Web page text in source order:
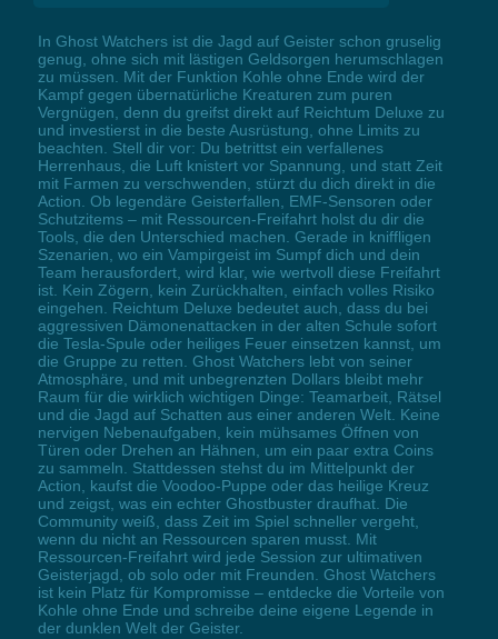
In Ghost Watchers ist die Jagd auf Geister schon gruselig
genug, ohne sich mit lästigen Geldsorgen herumschlagen
zu müssen. Mit der Funktion Kohle ohne Ende wird der
Kampf gegen übernatürliche Kreaturen zum puren
Vergnügen, denn du greifst direkt auf Reichtum Deluxe zu
und investierst in die beste Ausrüstung, ohne Limits zu
beachten. Stell dir vor: Du betrittst ein verfallenes
Herrenhaus, die Luft knistert vor Spannung, und statt Zeit
mit Farmen zu verschwenden, stürzt du dich direkt in die
Action. Ob legendäre Geisterfallen, EMF-Sensoren oder
Schutzitems – mit Ressourcen-Freifahrt holst du dir die
Tools, die den Unterschied machen. Gerade in kniffligen
Szenarien, wo ein Vampirgeist im Sumpf dich und dein
Team herausfordert, wird klar, wie wertvoll diese Freifahrt
ist. Kein Zögern, kein Zurückhalten, einfach volles Risiko
eingehen. Reichtum Deluxe bedeutet auch, dass du bei
aggressiven Dämonenattacken in der alten Schule sofort
die Tesla-Spule oder heiliges Feuer einsetzen kannst, um
die Gruppe zu retten. Ghost Watchers lebt von seiner
Atmosphäre, und mit unbegrenzten Dollars bleibt mehr
Raum für die wirklich wichtigen Dinge: Teamarbeit, Rätsel
und die Jagd auf Schatten aus einer anderen Welt. Keine
nervigen Nebenaufgaben, kein mühsames Öffnen von
Türen oder Drehen an Hähnen, um ein paar extra Coins
zu sammeln. Stattdessen stehst du im Mittelpunkt der
Action, kaufst die Voodoo-Puppe oder das heilige Kreuz
und zeigst, was ein echter Ghostbuster draufhat. Die
Community weiß, dass Zeit im Spiel schneller vergeht,
wenn du nicht an Ressourcen sparen musst. Mit
Ressourcen-Freifahrt wird jede Session zur ultimativen
Geisterjagd, ob solo oder mit Freunden. Ghost Watchers
ist kein Platz für Kompromisse – entdecke die Vorteile von
Kohle ohne Ende und schreibe deine eigene Legende in
der dunklen Welt der Geister.